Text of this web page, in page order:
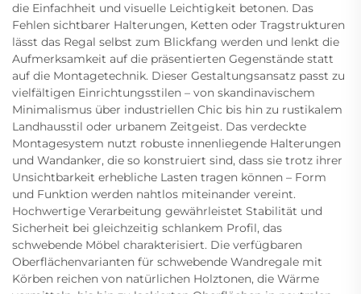
die Einfachheit und visuelle Leichtigkeit betonen. Das
Fehlen sichtbarer Halterungen, Ketten oder Tragstrukturen
lässt das Regal selbst zum Blickfang werden und lenkt die
Aufmerksamkeit auf die präsentierten Gegenstände statt
auf die Montagetechnik. Dieser Gestaltungsansatz passt zu
vielfältigen Einrichtungsstilen – von skandinavischem
Minimalismus über industriellen Chic bis hin zu rustikalem
Landhausstil oder urbanem Zeitgeist. Das verdeckte
Montagesystem nutzt robuste innenliegende Halterungen
und Wandanker, die so konstruiert sind, dass sie trotz ihrer
Unsichtbarkeit erhebliche Lasten tragen können – Form
und Funktion werden nahtlos miteinander vereint.
Hochwertige Verarbeitung gewährleistet Stabilität und
Sicherheit bei gleichzeitig schlankem Profil, das
schwebende Möbel charakterisiert. Die verfügbaren
Oberflächenvarianten für schwebende Wandregale mit
Körben reichen von natürlichen Holztonen, die Wärme